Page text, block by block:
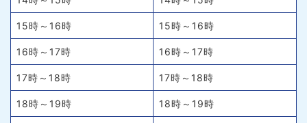
15時～16時 15時～16時
16時～17時 16時～17時
17時～18時 17時～18時
18時～19時 18時～19時